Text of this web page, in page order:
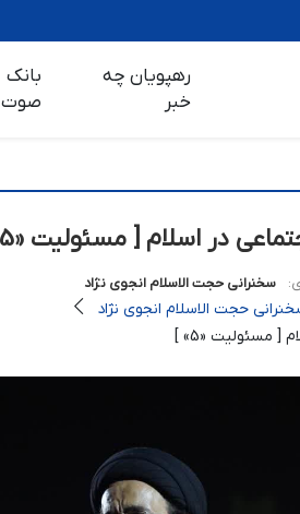
رهپویان چه
خبر
بانک
صوت
در اسلام [ مسئولیت «5» ]
سخنرانی حجت الاسلام انجوی نژاد
حجت الاسلام انجوی نژاد
[ مسئولیت «5» ]